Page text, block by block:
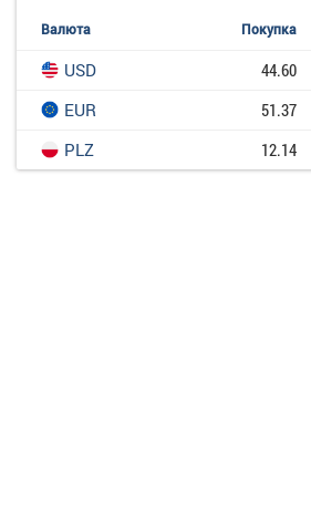
Валюта Покупка
USD 44.60
EUR
51.37
PLZ
12.14